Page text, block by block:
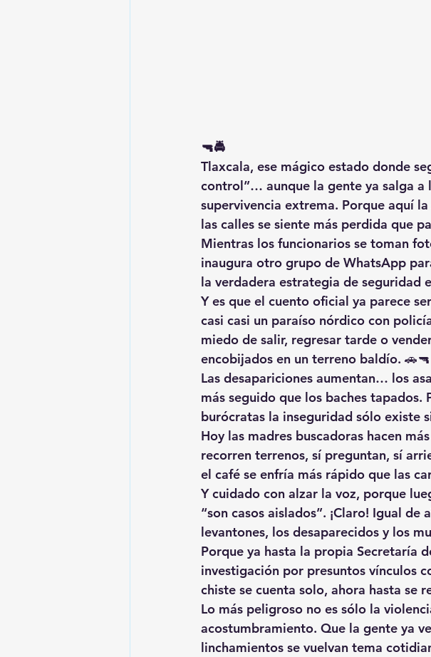
🔫🚔
Tlaxcala, ese mágico estado donde
control”… aunque la gente ya salga
supervivencia extrema. Porque aquí
las calles se siente más perdida que
Mientras los funcionarios se toman
inaugura otro grupo de WhatsApp
la verdadera estrategia de seguridad
Y es que el cuento oficial ya parece
casi casi un paraíso nórdico con
miedo de salir, regresar tarde o
encobijados en un terreno baldío. 🚗🔫
Las desapariciones aumentan… los
más seguido que los baches
burócratas la inseguridad sólo existe
Hoy las madres buscadoras hacen
recorren terrenos, sí preguntan, sí
el café se enfría más rápido que las
Y cuidado con alzar la voz, porque
“son casos aislados”. ¡Claro! Igual
levantones, los desaparecidos y los
Porque ya hasta la propia Secretaría
investigación por presuntos vínculos
chiste se cuenta solo, ahora hasta se
Lo más peligroso no es sólo la
acostumbramiento. Que la gente ya
linchamientos se vuelvan tema